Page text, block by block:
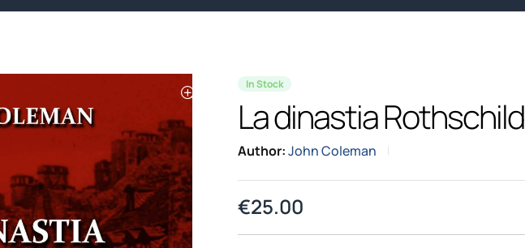
In Stock
La dinastia Rothschild
Author:John Coleman
€25.00